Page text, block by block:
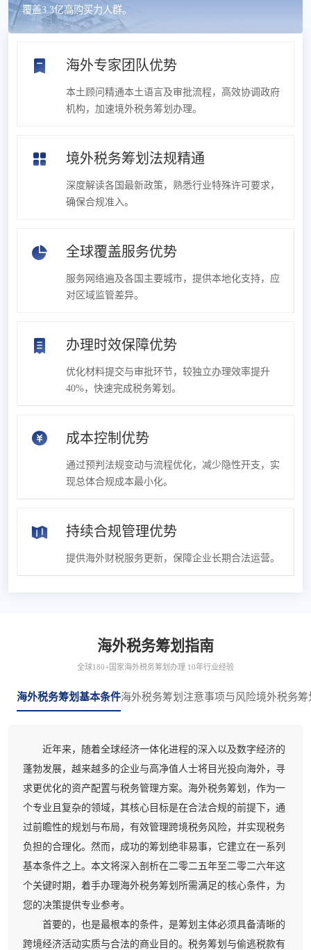
覆盖3.3亿高购买力人群。
海外专家团队优势
本土顾问精通本土语言及审批流程，高效协调政府
机构，加速境外税务筹划办理。
境外税务筹划法规精通
深度解读各国最新政策，熟悉行业特殊许可要求，
确保合规准入。
全球覆盖服务优势
服务网络遍及各国主要城市，提供本地化支持，应
对区域监管差异。
办理时效保障优势
优化材料提交与审批环节，较独立办理效率提升
40%，快速完成税务筹划。
成本控制优势
通过预判法规变动与流程优化，减少隐性开支，实
现总体合规成本最小化。
持续合规管理优势
提供海外财税服务更新，保障企业长期合法运营。
海外税务筹划指南
全球180+国家海外税务筹划办理 10年行业经验
海外税务筹划基本条件海外税务筹划注意事项与风险境外税务
近年来，随着全球经济一体化进程的深入以及数字经济的
蓬勃发展，越来越多的企业与高净值人士将目光投向海外，寻
求更优化的资产配置与税务管理方案。海外税务筹划，作为一
个专业且复杂的领域，其核心目标是在合法合规的前提下，通
过前瞻性的规划与布局，有效管理跨境税务风险，并实现税务
负担的合理化。然而，成功的筹划绝非易事，它建立在一系列
基本条件之上。本文将深入剖析在二零二五年至二零二六年这
个关键时期，着手办理海外税务筹划所需满足的核心条件，为
您的决策提供专业参考。
首要的，也是最根本的条件，是筹划主体必须具备清晰的
跨境经济活动实质与合法的商业目的。税务筹划与偷逃税款有